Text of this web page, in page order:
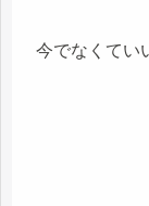
今でなくてい